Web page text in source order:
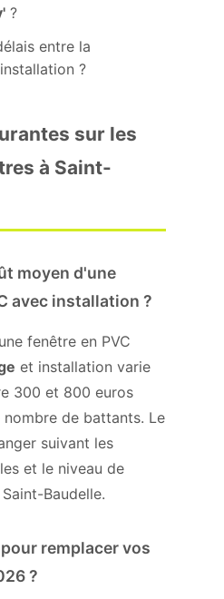
?
entre la
?
sur les
à Saint-
moyen d'une
avec installation ?
fenêtre en PVC
et installation varie
300 et 800 euros
de battants. Le
suivant les
et le niveau de
Baudelle.
remplacer vos
?